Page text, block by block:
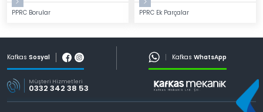
PPRC Borular PPRC Ek Parçalar
Kafkas Sosyal KafkasWhatsApp
Müşteri Hizmetleri
0332 342 38 53